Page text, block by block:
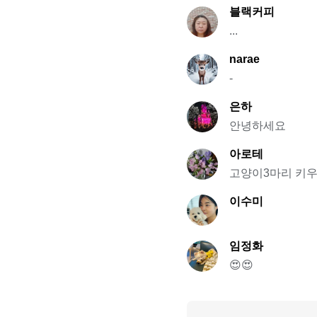
블랙커피
...
narae
-
은하
안녕하세요
아로테
고양이3마리 키
이수미
임정화
😍😍